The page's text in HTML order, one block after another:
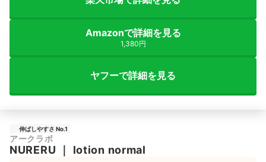
Amazonで詳細を見る
1,380円
ヤフーで詳細を見る
伸ばしやすさ No.1
アークラボ
NURERU lotion normal